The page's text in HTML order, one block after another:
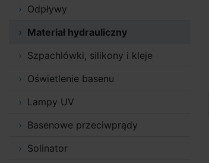
Odpływy
Materiał hydrauliczny
Szpachlówki, silikony i kleje
Oświetlenie basenu
Lampy UV
Basenowe przeciwprądy
Solinator